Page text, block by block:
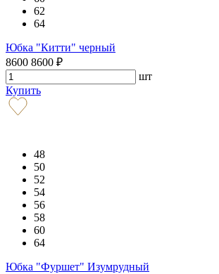
62
64
Юбка "Китти" черный
8600 8600 ₽
шт
Купить
48
50
52
54
56
58
60
64
Юбка "Фуршет" Изумрудный